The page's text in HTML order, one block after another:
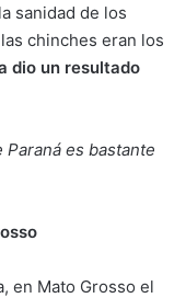
sanidad de los
chinches eran los
dio un resultado
es bastante
en Mato Grosso el